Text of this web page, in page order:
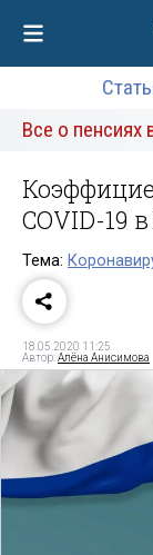
Все о пенсиях
COVID-19
Тема:
18.05.2020 11:25
Автор:Алёна Анисимова